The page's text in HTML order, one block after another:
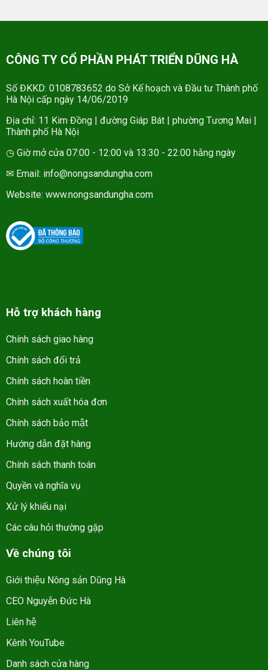
CÔNG TY CỔ PHẦN PHÁT TRIỂN DŨNG HÀ
Số ĐKKD: 0108783652 do Sở Kế hoạch và Đầu tư Thành phố
Hà Nội cấp ngày 14/06/2019
Địa chỉ: 11 Kim Đồng | đường Giáp Bát | phường Tương Mai |
Thành phố Hà Nội
◷ Giờ mở cửa 07:00 - 12:00 và 13:30 - 22:00 hằng ngày
✉ Email: info@nongsandungha.com
Website: www.nongsandungha.com
Hỗ trợ khách hàng
Chính sách giao hàng
Chính sách đổi trả
Chính sách hoàn tiền
Chính sách xuất hóa đơn
Chính sách bảo mật
Hướng dẫn đặt hàng
Chính sách thanh toán
Quyền và nghĩa vụ
Xử lý khiếu nại
Các câu hỏi thường gặp
Về chúng tôi
Giới thiệu Nông sản Dũng Hà
CEO Nguyễn Đức Hà
Liên hệ
Kênh YouTube
Danh sách cửa hàng